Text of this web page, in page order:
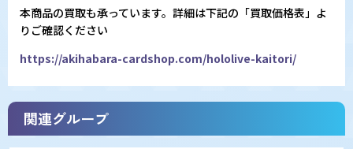
本商品の買取も承っています。詳細は下記の「買取価格表」よ
りご確認ください
https://akihabara-cardshop.com/hololive-kaitori/
関連グループ